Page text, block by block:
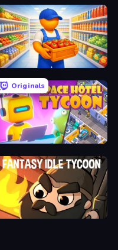
Supermarket Manager
Originals
My Space Hotel: Tycoon
Fantasy Idle Tycoon